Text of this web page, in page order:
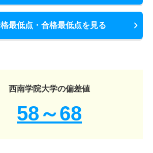
最低点・合格最低点を見る
西南学院大学の偏差値
58～68